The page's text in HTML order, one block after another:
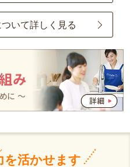
いて詳しく見る
を活かせます